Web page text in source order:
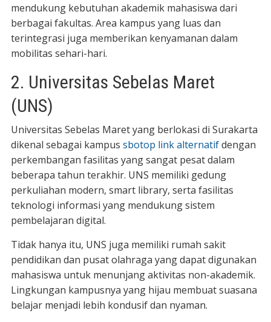
mendukung kebutuhan akademik mahasiswa dari
berbagai fakultas. Area kampus yang luas dan
terintegrasi juga memberikan kenyamanan dalam
mobilitas sehari-hari.
2. Universitas Sebelas Maret
(UNS)
Universitas Sebelas Maret yang berlokasi di Surakarta
dikenal sebagai kampus sbotop link alternatifdengan
perkembangan fasilitas yang sangat pesat dalam
beberapa tahun terakhir. UNS memiliki gedung
perkuliahan modern, smart library, serta fasilitas
teknologi informasi yang mendukung sistem
pembelajaran digital.
Tidak hanya itu, UNS juga memiliki rumah sakit
pendidikan dan pusat olahraga yang dapat digunakan
mahasiswa untuk menunjang aktivitas non-akademik.
Lingkungan kampusnya yang hijau membuat suasana
belajar menjadi lebih kondusif dan nyaman.